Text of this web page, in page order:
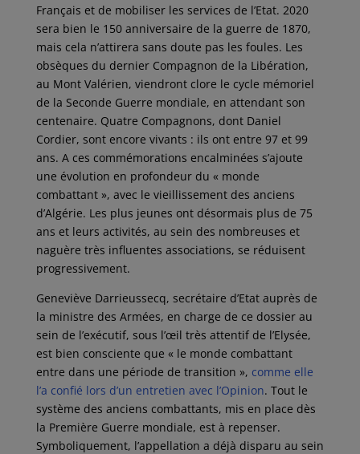
Français et de mobiliser les services de l’Etat. 2020
sera bien le 150 anniversaire de la guerre de 1870,
mais cela n’attirera sans doute pas les foules. Les
obsèques du dernier Compagnon de la Libération,
au Mont Valérien, viendront clore le cycle mémoriel
de la Seconde Guerre mondiale, en attendant son
centenaire. Quatre Compagnons, dont Daniel
Cordier, sont encore vivants : ils ont entre 97 et 99
ans. A ces commémorations encalminées s’ajoute
une évolution en profondeur du « monde
combattant », avec le vieillissement des anciens
d’Algérie. Les plus jeunes ont désormais plus de 75
ans et leurs activités, au sein des nombreuses et
naguère très influentes associations, se réduisent
progressivement.
Geneviève Darrieussecq, secrétaire d’Etat auprès de
la ministre des Armées, en charge de ce dossier au
sein de l’exécutif, sous l’œil très attentif de l’Elysée,
est bien consciente que « le monde combattant
entre dans une période de transition », comme elle
l’a confié lors d’un entretien avec l’Opinion. Tout le
système des anciens combattants, mis en place dès
la Première Guerre mondiale, est à repenser.
Symboliquement, l’appellation a déjà disparu au sein